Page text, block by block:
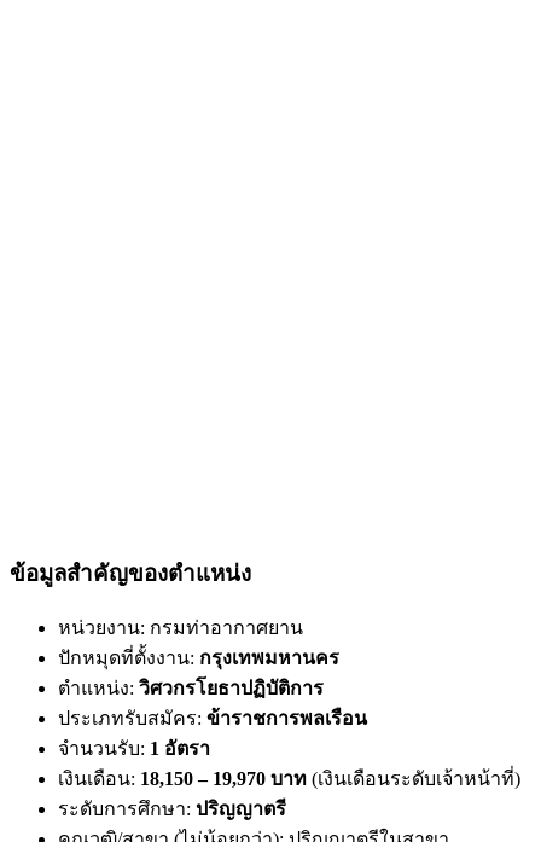
ข้อมูลสำคัญของตำแหน่ง
หน่วยงาน: กรมท่าอากาศยาน
ปักหมุดที่ตั้งงาน: กรุงเทพมหานคร
ตำแหน่ง: วิศวกรโยธาปฏิบัติการ
ประเภทรับสมัคร: ข้าราชการพลเรือน
จำนวนรับ: 1 อัตรา
เงินเดือน: 18,150 – 19,970 บาท (เงินเดือนระดับเจ้าหน้าที่)
ระดับการศึกษา: ปริญญาตรี